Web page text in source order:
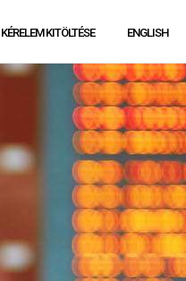
KÉRELEM KITÖLTÉSE ENGLISH